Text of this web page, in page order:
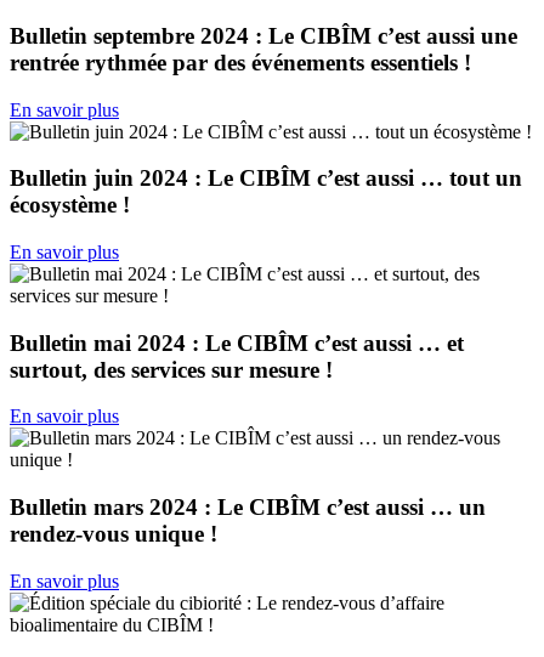
Bulletin septembre 2024 : Le CIBÎM c’est aussi une
rentrée rythmée par des événements essentiels !
En savoir plus
Bulletin juin 2024 : Le CIBÎM c’est aussi … tout un
écosystème !
En savoir plus
Bulletin mai 2024 : Le CIBÎM c’est aussi … et
surtout, des services sur mesure !
En savoir plus
Bulletin mars 2024 : Le CIBÎM c’est aussi … un
rendez-vous unique !
En savoir plus